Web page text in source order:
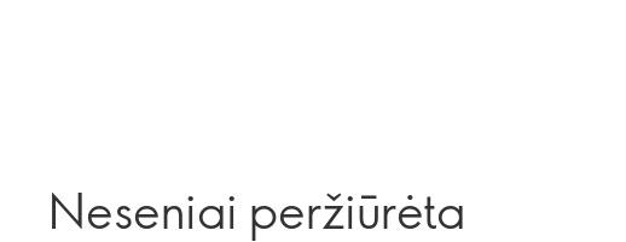
Neseniai peržiūrėta